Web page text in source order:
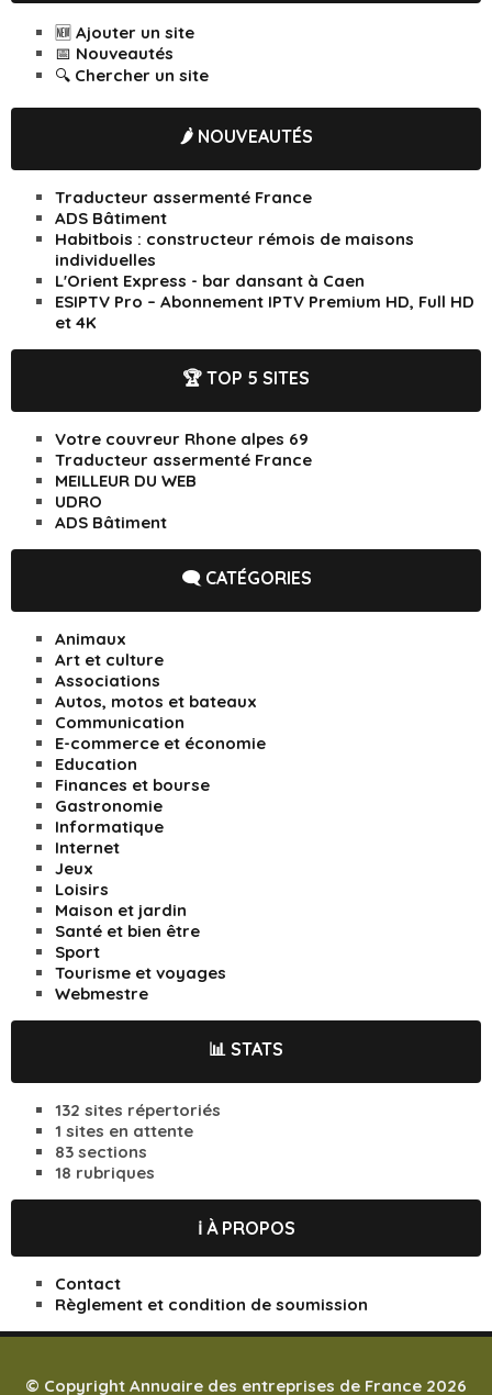
🆕 Ajouter un site
📅 Nouveautés
🔍 Chercher un site
🌶️ NOUVEAUTÉS
Traducteur assermenté France
ADS Bâtiment
Habitbois : constructeur rémois de maisons
individuelles
L'Orient Express - bar dansant à Caen
ESIPTV Pro – Abonnement IPTV Premium HD, Full HD
et 4K
🏆 TOP 5 SITES
Votre couvreur Rhone alpes 69
Traducteur assermenté France
MEILLEUR DU WEB
UDRO
ADS Bâtiment
🗨️ CATÉGORIES
Animaux
Art et culture
Associations
Autos, motos et bateaux
Communication
E-commerce et économie
Education
Finances et bourse
Gastronomie
Informatique
Internet
Jeux
Loisirs
Maison et jardin
Santé et bien être
Sport
Tourisme et voyages
Webmestre
📊 STATS
132 sites répertoriés
1 sites en attente
83 sections
18 rubriques
ℹ️ À PROPOS
Contact
Règlement et condition de soumission
© Copyright Annuaire des entreprises de France 2026